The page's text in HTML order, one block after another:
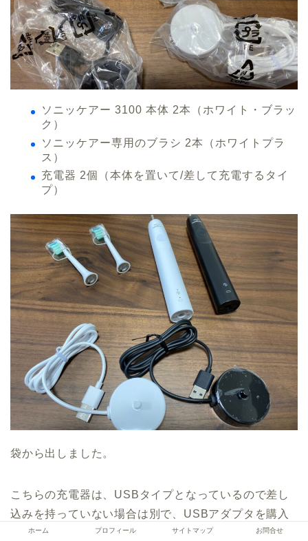
ソニッケアー 3100 本体 2本（ホワイト・ブラッ
ク）
ソニッケアー専用のブラシ 2本（ホワイトプラ
ス）
充電器 2個（本体を置いて/差して充電するタイ
プ）
袋から出しました。
こちらの充電器は、USBタイプとなっているので差し
込みを持っていない場合は別で、USBアダプタを購入
する必要があるので注意して下さい。
ホーム プロフィール サイトマップ お問合せ